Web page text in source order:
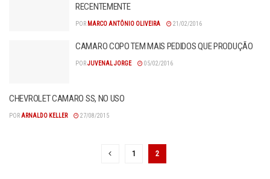
RECENTEMENTE
POR MARCO ANTÔNIO OLIVEIRA 21/02/2016
CAMARO COPO TEM MAIS PEDIDOS QUE PRODUÇÃO
PORJUVENAL JORGE 05/02/2016
CHEVROLET CAMARO SS, NO USO
POR ARNALDO KELLER 27/08/2015
1 2